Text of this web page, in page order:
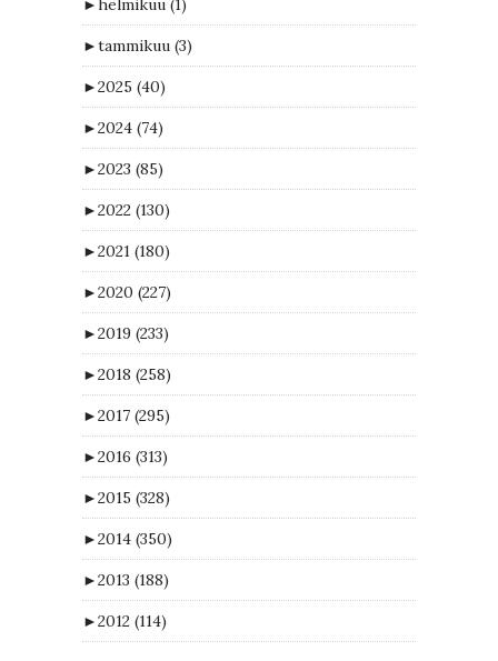
►helmikuu (1)
►tammikuu (3)
►2025 (40)
►2024 (74)
►2023 (85)
►2022 (130)
►2021 (180)
►2020 (227)
►2019 (233)
►2018 (258)
►2017 (295)
►2016 (313)
►2015 (328)
►2014 (350)
►2013 (188)
►2012 (114)